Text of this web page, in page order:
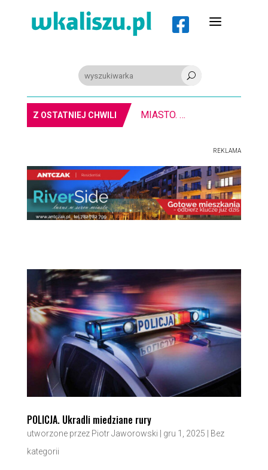
 a
U
Z OSTATNIEJ CHWILI MIASTO. W Kaliszu kręcą film. Zmiany w kursowaniu autobusów KLA
REKLAMA
POLICJA. Ukradli miedziane rury
utworzone przez Piotr Jaworowski gru 1, 2025
Bez
kategorii